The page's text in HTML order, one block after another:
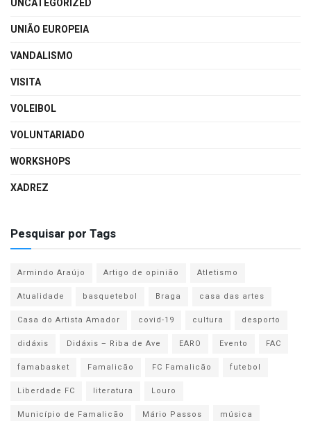
UNIÃO EUROPEIA
VANDALISMO
VISITA
VOLEIBOL
VOLUNTARIADO
WORKSHOPS
XADREZ
Pesquisar por Tags
Armindo Araújo Artigo de opinião
Atletismo
Atualidade
basquetebol Braga
casa das artes
Casa do Artista Amador
covid-19 cultura
desporto
didáxis
Didáxis – Riba de Ave EARO Evento
FAC
famabasket
Famalicão FC Famalicão
futebol
Liberdade FC
literatura
Louro
Município de Famalicão
Mário Passos
música